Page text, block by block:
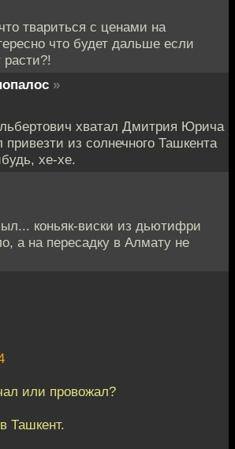
твариться с ценами на
что будет дальше если
»
хватал Дмитрия Юрича
привезти из солнечного Ташкента
хе-хе.
коньяк-виски из дьютифри
а на пересадку в Алмату не
или провожал?
Ташкент.